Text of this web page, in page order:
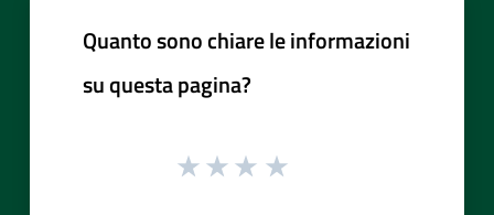
Quanto sono chiare le informazioni
su questa pagina?